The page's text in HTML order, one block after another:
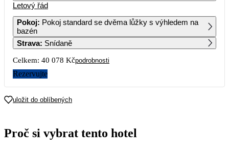
3 4 5 6 7 8 9
10 11 12
17 18 19 20 21 22 23
Letový řád
Pokoj: Pokoj standard se dvěma lůžky s výhledem na
bazén
Strava: Snídaně
Celkem: 40 078 Kčpodrobnosti
Rezervujte
uložit do oblíbených
Proč si vybrat tento hotel